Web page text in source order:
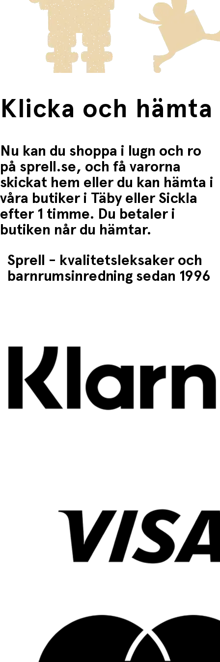
skickas med Posten/Brings tjänst
Home Delivery
. Detta
innebär en högre fraktkostnad.
Produkter som omfattas av detta är tydligt märkta, och
frakten för dessa varor visas i kassan.
Fri frakt när du handlar för mer än 1500:-
Du betalar när du hämtar varorna i butiken.
Klicka och hämta
Nu kan du shoppa i lugn och ro
på sprell.se, och få varorna
skickat hem eller du kan hämta i
våra butiker i Täby eller Sickla
efter 1 timme. Du betaler i
butiken når du hämtar.
Sprell - kvalitetsleksaker och
barnrumsinredning sedan 1996